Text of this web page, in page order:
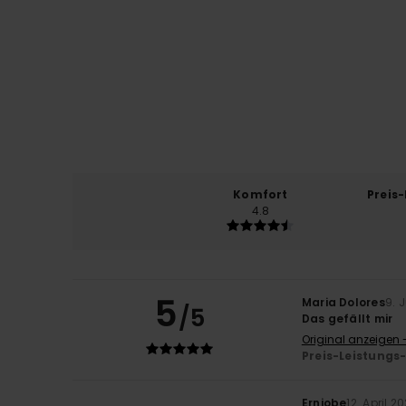
Komfort
4.8
5/5 Maria Dolores9.
Das gefällt mir
Original anzeigen
Preis-
Erniobe12. April